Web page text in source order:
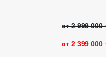
от 2 999 000
от 2 399 000